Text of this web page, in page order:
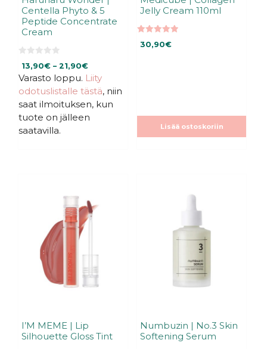
Centella Phyto & 5
Peptide Concentrate
Cream
:
s
t
ä
13,90€ – 21,90€Hintaluokka:
13,90€
-
21,90€
Varasto loppu. Liity
odotuslistalle tästä, niin
saat ilmoituksen, kun
tuote on jälleen
saatavilla.
Jelly Cream 110ml
5:stä
30,90€
Lisää ostoskoriin
I’M MEME | Lip
Silhouette Gloss Tint
muunnelma.
tehdä
valinnat
tuotteen
Numbuzin | No.3 Skin
Softening Serum